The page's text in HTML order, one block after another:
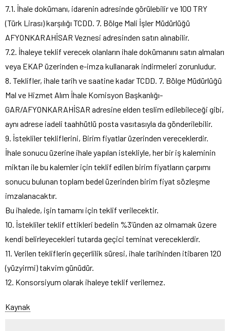
7.1. İhale dokümanı, idarenin adresinde görülebilir ve 100 TRY
(Türk Lirası) karşılığı TCDD. 7. Bölge Mali İşler Müdürlüğü
AFYONKARAHİSAR Veznesi adresinden satın alınabilir.
7.2. İhaleye teklif verecek olanların ihale dokümanını satın almaları
veya EKAP üzerinden e-imza kullanarak indirmeleri zorunludur.
8. Teklifler, ihale tarih ve saatine kadar TCDD. 7. Bölge Müdürlüğü
Mal ve Hizmet Alım İhale Komisyon Başkanlığı-
GAR/AFYONKARAHİSAR adresine elden teslim edilebileceği gibi,
aynı adrese iadeli taahhütlü posta vasıtasıyla da gönderilebilir.
9. İstekliler tekliflerini, Birim fiyatlar üzerinden vereceklerdir.
İhale sonucu üzerine ihale yapılan istekliyle, her bir iş kaleminin
miktarı ile bu kalemler için teklif edilen birim fiyatların çarpımı
sonucu bulunan toplam bedel üzerinden birim fiyat sözleşme
imzalanacaktır.
Bu ihalede, işin tamamı için teklif verilecektir.
10. İstekliler teklif ettikleri bedelin %3’ünden az olmamak üzere
kendi belirleyecekleri tutarda geçici teminat vereceklerdir.
11. Verilen tekliflerin geçerlilik süresi, ihale tarihinden itibaren 120
(yüzyirmi) takvim günüdür.
12. Konsorsiyum olarak ihaleye teklif verilemez.
Kaynak